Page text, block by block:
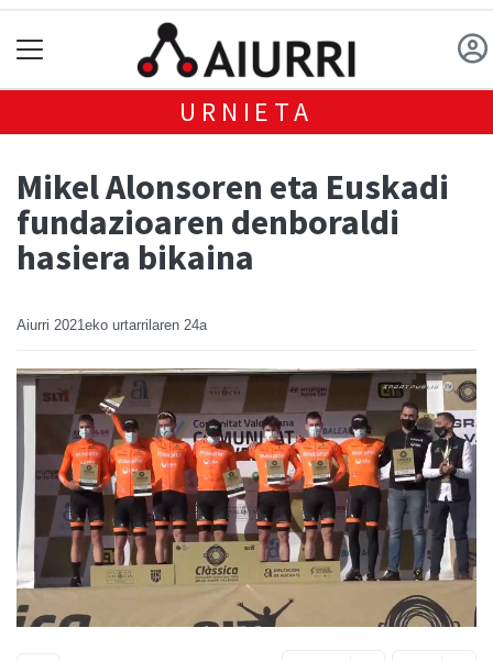
URNIETA
Mikel Alonsoren eta Euskadi
fundazioaren denboraldi
hasiera bikaina
Aiurri 2021eko urtarrilaren 24a